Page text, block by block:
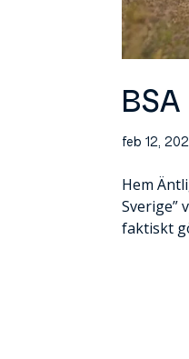
feb 12,
Hem
Sverige”
faktiskt